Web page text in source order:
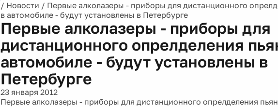
/ Новости / Первые алколазеры - приборы для дистанционного
в автомобиле - будут установлены в Петербурге
Первые алколазеры - приборы для
дистанционного опрелделения
автомобиле - будут установлены в
Петербурге
23 января 2012
Первые алколазеры - приборы для дистанционного опрелделения